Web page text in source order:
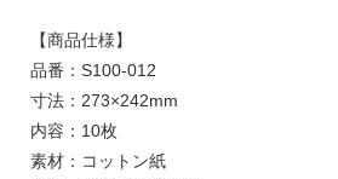
【商品仕様】
品番：S100-012
寸法：273×242mm
内容：10枚
素材：コットン紙